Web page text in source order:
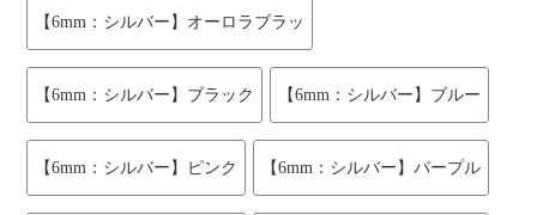
【6mm：シルバー】オーロラブラッ
【6mm：シルバー】ブラック 【6mm：シルバー】ブルー
【6mm：シルバー】ピンク 【6mm：シルバー】パープル